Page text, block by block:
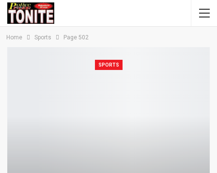
Home Sports Page 502
SPORTS